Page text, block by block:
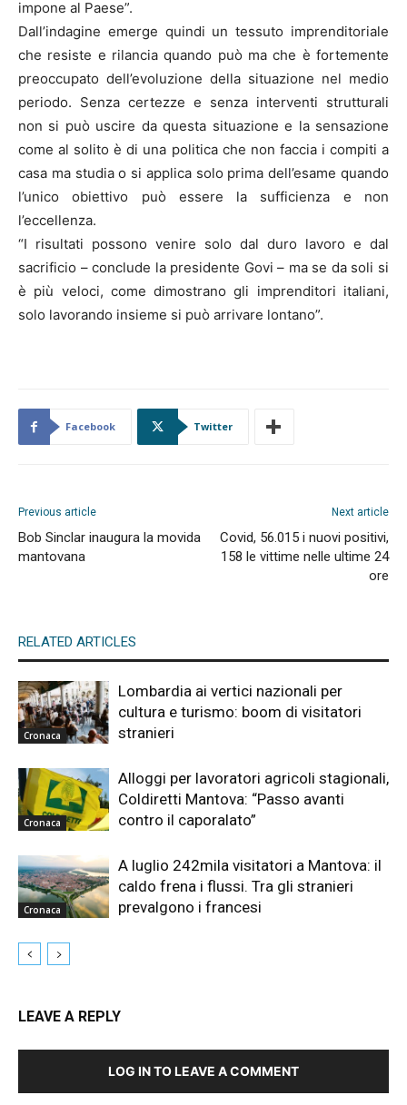
impone al Paese”.
Dall’indagine emerge quindi un tessuto imprenditoriale
che resiste e rilancia quando può ma che è fortemente
preoccupato dell’evoluzione della situazione nel medio
periodo. Senza certezze e senza interventi strutturali
non si può uscire da questa situazione e la sensazione
come al solito è di una politica che non faccia i compiti a
casa ma studia o si applica solo prima dell’esame quando
l’unico obiettivo può essere la sufficienza e non
l’eccellenza.
“I risultati possono venire solo dal duro lavoro e dal
sacrificio – conclude la presidente Govi – ma se da soli si
è più veloci, come dimostrano gli imprenditori italiani,
solo lavorando insieme si può arrivare lontano”.
Facebook Twitter
Previous article
Bob Sinclar inaugura la movida
mantovana
Next article
Covid, 56.015 i nuovi positivi,
158 le vittime nelle ultime 24
ore
RELATED ARTICLES
Cronaca
Lombardia ai vertici nazionali per
cultura e turismo: boom di visitatori
stranieri
Cronaca
Alloggi per lavoratori agricoli stagionali,
Coldiretti Mantova: “Passo avanti
contro il caporalato”
Cronaca
A luglio 242mila visitatori a Mantova: il
caldo frena i flussi. Tra gli stranieri
prevalgono i francesi
LEAVE A REPLY
LOG IN TO LEAVE A COMMENT